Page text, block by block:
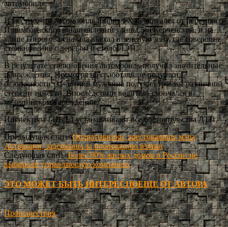
автомобиля.
Известно, что автомобиль Infinity FX45 двигался от переулка
Ишимбаевского в направлении улицы 5-й Керченской, и на
улице Пирогова сначала въехал в зеленую зону, где совершил
столкновение с деревом и столб ЛЭП.
В результате столкновения автомобиль получил значительные
повреждения. Несмотря на сработавшие подушки
безопасности, 31-летний мужчина получил травмы различной
степени тяжести. Впоследствии водитель скончался в
медицинском учреждении.
Инспектора ГИБДД устанавливают все обстоятельства ДТП.
Предыдущая статьяОперативники, арестовавшие мэра
Астрахани, задержаны за провокацию взятки
Следующая статьяБолее 80% жилых домов в России не
выбирали управляющую компанию
ЭТО МОЖЕТ БЫТЬ ИНТЕРЕСНОЕЩЕ ОТ АВТОРА
Происшествия